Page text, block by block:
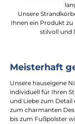
Unsere
Ihnen ein Produkt
stilvoll und
Meisterhaft
Unsere hauseigene
individuell für Ihren
und Liebe zum
zum charmanten
bis zum Fußpolster